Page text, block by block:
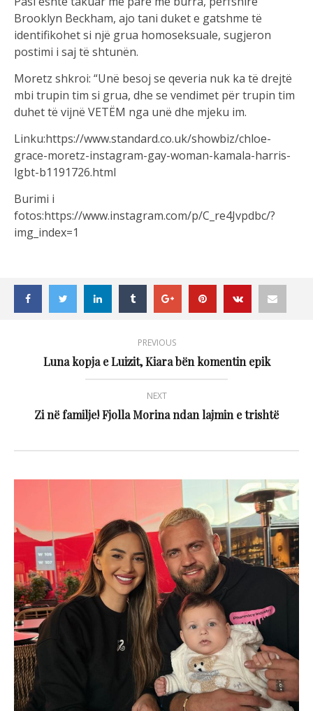
Brooklyn Beckham, ajo tani duket e gatshme të
identifikohet si një grua homoseksuale, sugjeron
postimi i saj të shtunën.
Moretz shkroi: “Unë besoj se qeveria nuk ka të drejtë
mbi trupin tim si grua, dhe se vendimet për trupin tim
duhet të vijnë VETËM nga unë dhe mjeku im.
Linku:https://www.standard.co.uk/showbiz/chloe-
grace-moretz-instagram-gay-woman-kamala-harris-
lgbt-b1191726.html
Burimi i
fotos:https://www.instagram.com/p/C_re4Jvpdbc/?
img_index=1
PREVIOUS
Luna kopja e Luizit, Kiara bën komentin epik
NEXT
Zi në familje! Fjolla Morina ndan lajmin e trishtë